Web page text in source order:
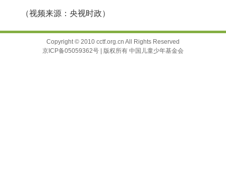
（视频来源：央视时政）
Copyright © 2010 cctf.org.cn All Rights Reserved
京ICP备05059362号 | 版权所有 中国儿童少年基金会